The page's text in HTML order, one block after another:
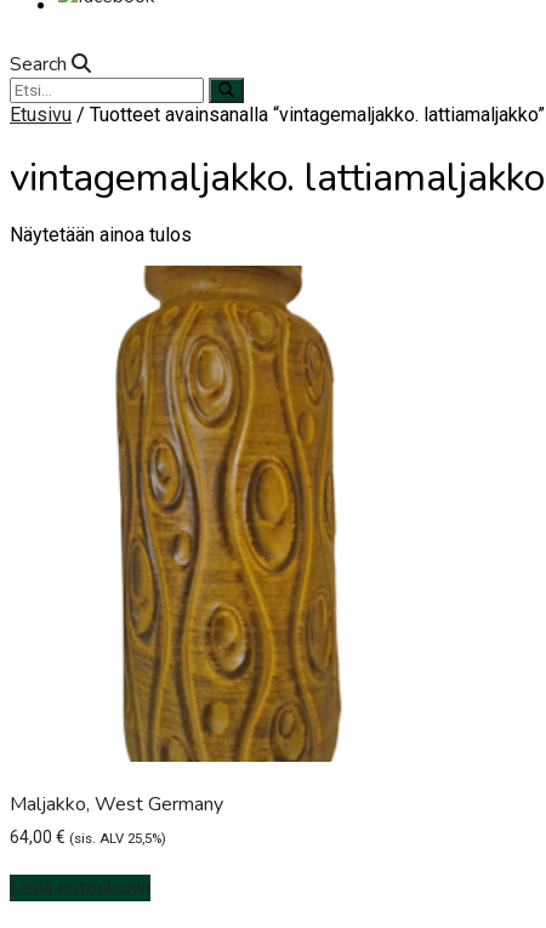
Search
Etusivu / Tuotteet avainsanalla “vintagemaljakko. lattiamaljakko”
vintagemaljakko. lattiamaljakko
Näytetään ainoa tulos
Maljakko, West Germany
64,00 € (sis. ALV 25,5%)
Lisää ostoskoriin